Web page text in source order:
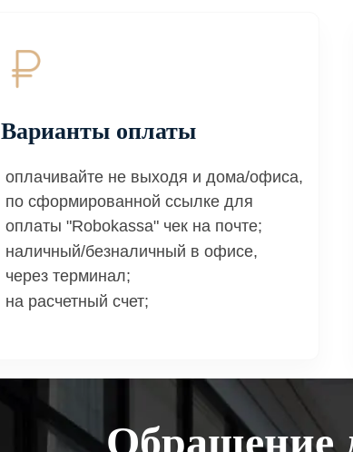
Варианты оплаты
оплачивайте не выходя и дома/офиса,
по сформированной ссылке для
оплаты "Robokassa" чек на почте;
наличный/безналичный в офисе,
через терминал;
на расчетный счет;
Обращение